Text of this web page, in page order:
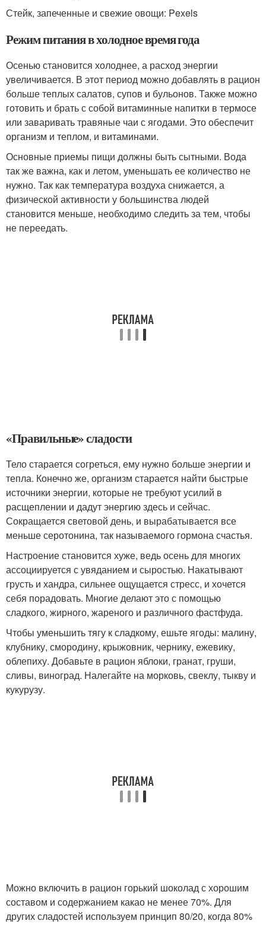
Стейк, запеченные и свежие овощи: Pexels
Режим питания в холодное время года
Осенью становится холоднее, а расход энергии
увеличивается. В этот период можно добавлять в рацион
больше теплых салатов, супов и бульонов. Также можно
готовить и брать с собой витаминные напитки в термосе
или заваривать травяные чаи с ягодами. Это обеспечит
организм и теплом, и витаминами.
Основные приемы пищи должны быть сытными. Вода
так же важна, как и летом, уменьшать ее количество не
нужно. Так как температура воздуха снижается, а
физической активности у большинства людей
становится меньше, необходимо следить за тем, чтобы
не переедать.
«Правильные» сладости
Тело старается согреться, ему нужно больше энергии и
тепла. Конечно же, организм старается найти быстрые
источники энергии, которые не требуют усилий в
расщеплении и дадут энергию здесь и сейчас.
Сокращается световой день, и вырабатывается все
меньше серотонина, так называемого гормона счастья.
Настроение становится хуже, ведь осень для многих
ассоциируется с увяданием и сыростью. Накатывают
грусть и хандра, сильнее ощущается стресс, и хочется
себя порадовать. Многие делают это с помощью
сладкого, жирного, жареного и различного фастфуда.
Чтобы уменьшить тягу к сладкому, ешьте ягоды: малину,
клубнику, смородину, крыжовник, чернику, ежевику,
облепиху. Добавьте в рацион яблоки, гранат, груши,
сливы, виноград. Налегайте на морковь, свеклу, тыкву и
кукурузу.
Можно включить в рацион горький шоколад с хорошим
составом и содержанием какао не менее 70%. Для
других сладостей используем принцип 80/20, когда 80%